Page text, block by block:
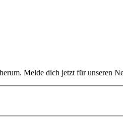
Melde dich jetzt für unseren